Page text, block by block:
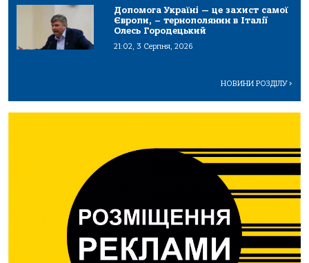
Допомога Україні — це захист самої
Європи, – тернополянин в Італії
Олесь Городецький
21:02, 3 Серпня, 2026
НОВИНИ РОЗДІЛУ>